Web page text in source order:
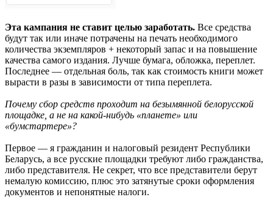
Эта кампания не ставит целью заработать. Все средства
будут так или иначе потрачены на печать необходимого
количества экземпляров + некоторый запас и на повышение
качества самого издания. Лучше бумага, обложка, переплет.
Последнее — отдельная боль, так как стоимость книги может
вырасти в разы в зависимости от типа переплета.
Почему сбор средств проходит на безымянной белорусской
площадке, а не на какой-нибудь «планете» или
«бумстартере»?
Первое — я гражданин и налоговый резидент Республики
Беларусь, а все русские площадки требуют либо гражданства,
либо представителя. Не секрет, что все представители берут
немалую комиссию, плюс это затянутые сроки оформления
документов и непонятные налоги.